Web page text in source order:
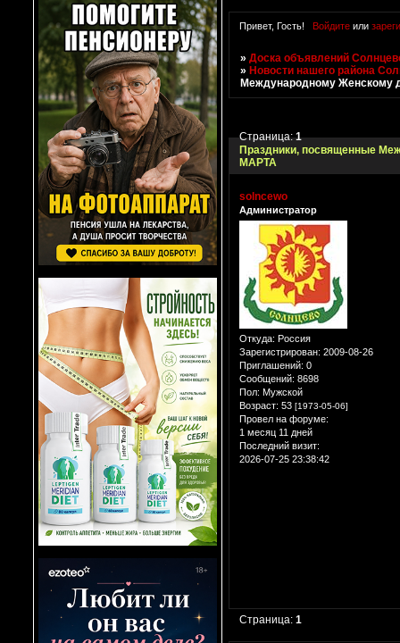
Привет, Гость! Войдитеили
»Доска объявлений
»Новости нашего района
Международному Женскому
Праздники, посвященные
МАРТА
Страница:1
solncewo
Администратор
Откуда: Россия
Зарегистрирован: 2009-08-26
Приглашений: 0
Сообщений: 8698
Пол: Мужской
Возраст: 53 [1973-05-06]
Провел на форуме:
1 месяц 11 дней
Последний визит:
2026-07-25 23:38:42
Страница:1